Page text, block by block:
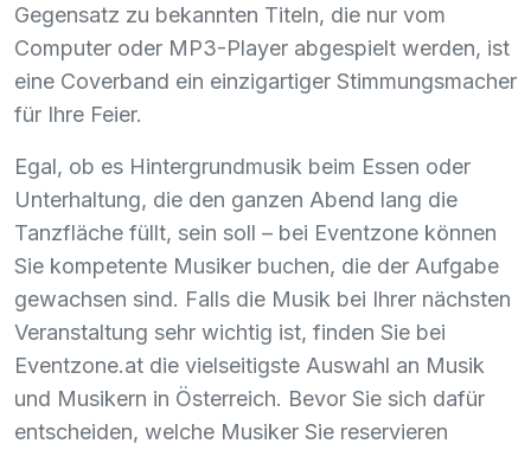
Gegensatz zu bekannten Titeln, die nur vom
Computer oder MP3-Player abgespielt werden, ist
eine Coverband ein einzigartiger Stimmungsmacher
für Ihre Feier.
Egal, ob es Hintergrundmusik beim Essen oder
Unterhaltung, die den ganzen Abend lang die
Tanzfläche füllt, sein soll – bei Eventzone können
Sie kompetente Musiker buchen, die der Aufgabe
gewachsen sind. Falls die Musik bei Ihrer nächsten
Veranstaltung sehr wichtig ist, finden Sie bei
Eventzone.at die vielseitigste Auswahl an Musik
und Musikern in Österreich. Bevor Sie sich dafür
entscheiden, welche Musiker Sie reservieren